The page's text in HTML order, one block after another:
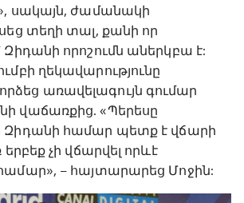
սակայն, ժամանակի
տեղի տալ, քանի որ
Զիդանի որոշումն աներկբա է:
ղեկավարությունը
առավելագույն գումար
վաճառքից. «Պերեսը
Զիդանի համար պետք է վճարի
չի վճարվել որևէ
– հայտարարեց Մոջին: